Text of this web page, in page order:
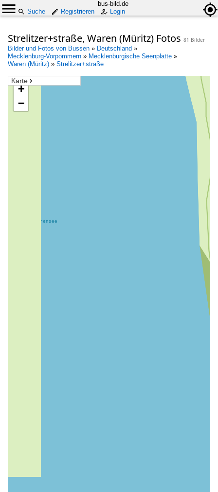
bus-bild.de
Suche
Registrieren Login
Strelitzer+straße, Waren (Müritz) Fotos 81 Bilder
Bilder und Fotos von Bussen » Deutschland »
Mecklenburg-Vorpommern » Mecklenburgische Seenplatte »
Waren (Müritz) » Strelitzer+straße
Karte
+
−